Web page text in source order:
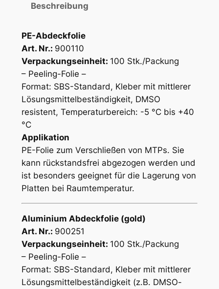
Beschreibung
PE-Abdeckfolie
Art. Nr.: 900110
Verpackungseinheit: 100 Stk./Packung
– Peeling-Folie –
Format: SBS-Standard, Kleber mit mittlerer
Lösungsmittelbeständigkeit, DMSO
resistent, Temperaturbereich: -5 °C bis +40
°C
Applikation
PE-Folie zum Verschließen von MTPs. Sie
kann rückstandsfrei abgezogen werden und
ist besonders geeignet für die Lagerung von
Platten bei Raumtemperatur.
Aluminium Abdeckfolie (gold)
Art. Nr.: 900251
Verpackungseinheit: 100 Stk./Packung
– Peeling-Folie –
Format: SBS-Standard, Kleber mit mittlerer
Lösungsmittelbeständigkeit (z.B. DMSO-